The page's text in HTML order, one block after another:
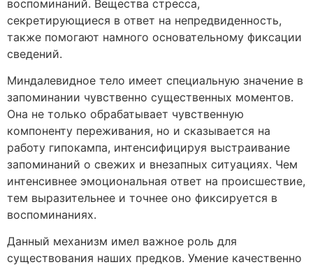
воспоминаний. Вещества стресса,
секретирующиеся в ответ на непредвиденность,
также помогают намного основательному фиксации
сведений.
Миндалевидное тело имеет специальную значение в
запоминании чувственно существенных моментов.
Она не только обрабатывает чувственную
компоненту переживания, но и сказывается на
работу гипокампа, интенсифицируя выстраивание
запоминаний о свежих и внезапных ситуациях. Чем
интенсивнее эмоциональная ответ на происшествие,
тем выразительнее и точнее оно фиксируется в
воспоминаниях.
Данный механизм имел важное роль для
существования наших предков. Умение качественно